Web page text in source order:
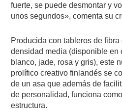
fuerte, se puede desmontar y
unos segundos», comenta su
Producida con tableros de
densidad media (disponible en
blanco, jade, rosa y gris), este
prolífico creativo finlandés se
de un asa que además de
de personalidad, funciona
estructura.